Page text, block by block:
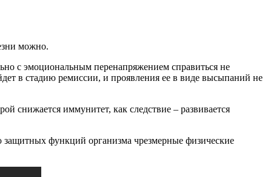
можно.
с эмоциональным перенапряжением справиться не
в стадию ремиссии, и проявления ее в виде высыпаний не
снижается иммунитет, как следствие – развивается
функций организма чрезмерные физические